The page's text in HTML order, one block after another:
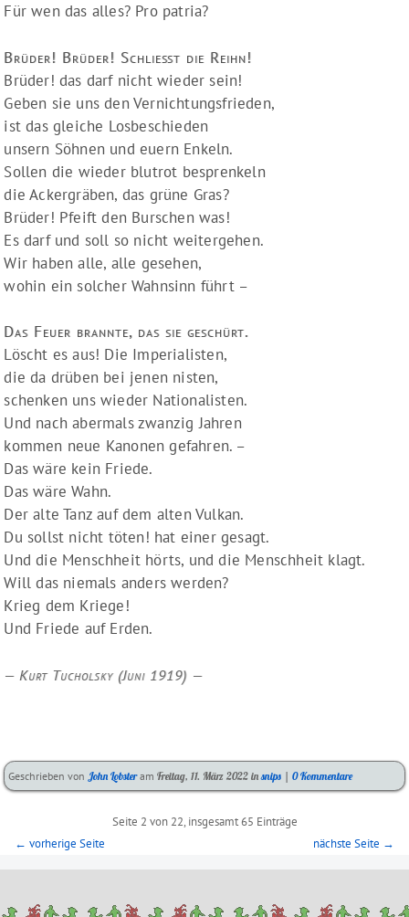
Für wen das alles? Pro patria?
Brüder! Brüder! Schließt die Reihn!
Brüder! das darf nicht wieder sein!
Geben sie uns den Vernichtungsfrieden,
ist das gleiche Losbeschieden
unsern Söhnen und euern Enkeln.
Sollen die wieder blutrot besprenkeln
die Ackergräben, das grüne Gras?
Brüder! Pfeift den Burschen was!
Es darf und soll so nicht weitergehen.
Wir haben alle, alle gesehen,
wohin ein solcher Wahnsinn führt –
Das Feuer brannte, das sie geschürt.
Löscht es aus! Die Imperialisten,
die da drüben bei jenen nisten,
schenken uns wieder Nationalisten.
Und nach abermals zwanzig Jahren
kommen neue Kanonen gefahren. –
Das wäre kein Friede.
Das wäre Wahn.
Der alte Tanz auf dem alten Vulkan.
Du sollst nicht töten! hat einer gesagt.
Und die Menschheit hörts, und die Menschheit klagt.
Will das niemals anders werden?
Krieg dem Kriege!
Und Friede auf Erden.
Kurt Tucholsky (Juni 1919)
Geschrieben vonJohn LobsteramFreitag, 11. März 2022 inKategorien:
snips |0 Kommentare
Seite 2 von 22, insgesamt 65 Einträge
← vorherige Seite
nächste Seite →